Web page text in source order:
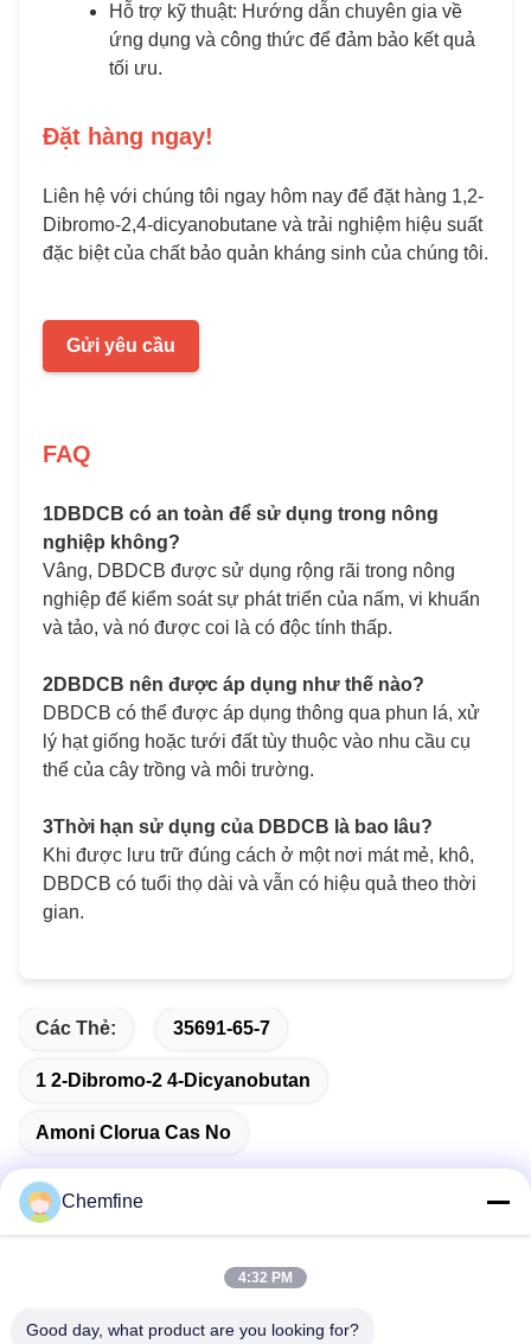
Hỗ trợ kỹ thuật: Hướng dẫn chuyên gia về
ứng dụng và công thức để đảm bảo kết quả
tối ưu.
Đặt hàng ngay!
Liên hệ với chúng tôi ngay hôm nay để đặt hàng 1,2-
Dibromo-2,4-dicyanobutane và trải nghiệm hiệu suất
đặc biệt của chất bảo quản kháng sinh của chúng tôi.
Gửi yêu cầu
FAQ
1DBDCB có an toàn để sử dụng trong nông
nghiệp không?
Vâng, DBDCB được sử dụng rộng rãi trong nông
nghiệp để kiểm soát sự phát triển của nấm, vi khuẩn
và tảo, và nó được coi là có độc tính thấp.
2DBDCB nên được áp dụng như thế nào?
DBDCB có thể được áp dụng thông qua phun lá, xử
lý hạt giống hoặc tưới đất tùy thuộc vào nhu cầu cụ
thể của cây trồng và môi trường.
3Thời hạn sử dụng của DBDCB là bao lâu?
Khi được lưu trữ đúng cách ở một nơi mát mẻ, khô,
DBDCB có tuổi thọ dài và vẫn có hiệu quả theo thời
gian.
Các Thẻ: 35691-65-7
1 2-Dibromo-2 4-Dicyanobutan
Amoni Clorua Cas No
Địa chỉ
Chemfine
4:32 PM
Good day, what product are you looking for?